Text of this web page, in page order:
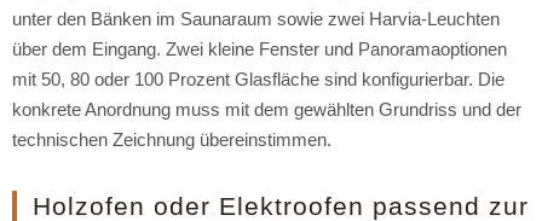
unter den Bänken im Saunaraum sowie zwei Harvia-Leuchten
über dem Eingang. Zwei kleine Fenster und Panoramaoptionen
mit 50, 80 oder 100 Prozent Glasfläche sind konfigurierbar. Die
konkrete Anordnung muss mit dem gewählten Grundriss und der
technischen Zeichnung übereinstimmen.
Holzofen oder Elektroofen passend zur